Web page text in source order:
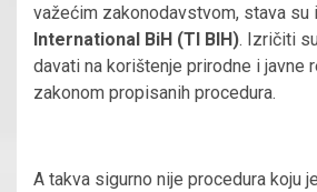
važećim zakonodavstvom, stava su
International BiH (TI BIH). Izričiti
davati na korištenje prirodne i javne
zakonom propisanih procedura.
A takva sigurno nije procedura koju